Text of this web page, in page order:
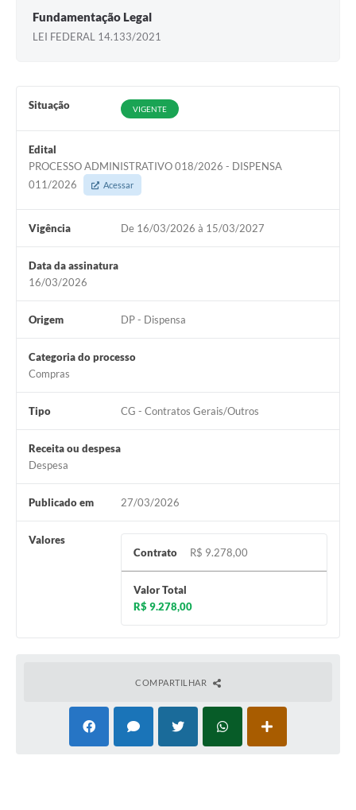
Fundamentação Legal
LEI FEDERAL 14.133/2021
Situação VIGENTE
Edital
PROCESSO ADMINISTRATIVO 018/2026 - DISPENSA
011/2026
Acessar
Vigência De 16/03/2026 à 15/03/2027
Data da assinatura
16/03/2026
Origem DP - Dispensa
Categoria do processo
Compras
Tipo CG - Contratos Gerais/Outros
Receita ou despesa
Despesa
Publicado em 27/03/2026
Valores
Contrato
R$ 9.278,00
Valor Total
R$ 9.278,00
COMPARTILHAR